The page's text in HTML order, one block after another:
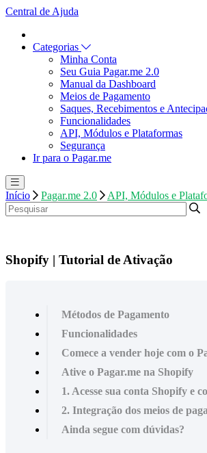
Central de Ajuda
Categorias
Minha Conta
Seu Guia Pagar.me 2.0
Manual da Dashboard
Meios de Pagamento
Saques, Recebimentos e
Funcionalidades
API, Módulos e Plataformas
Segurança
Ir para o Pagar.me
Início Pagar.me 2.0 API, Módulos e
Shopify | Tutorial de Ativação
Métodos de Pagamento
Funcionalidades
Comece a vender hoje com o
Ative o Pagar.me na Shopify
1. Acesse sua conta Shopify e
2. Integração dos meios de
Ainda segue com dúvidas?